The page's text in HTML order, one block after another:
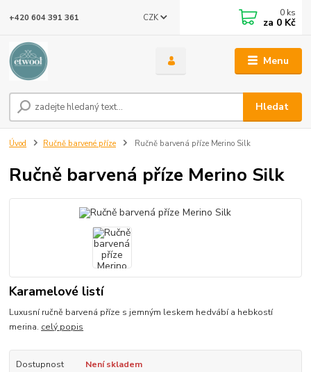
Menu
CZK
Hledat
+420 604 391 361 0 ks
za 0 Kč
Úvod Ručně barvené příze Ručně barvená příze Merino Silk
Ručně barvená příze Merino Silk
Karamelové listí
Luxusní ručně barvená příze s jemným leskem hedvábí a hebkostí
merina. celý popis
Dostupnost Není skladem